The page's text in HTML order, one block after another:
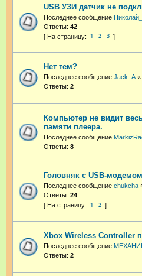
USB УЗИ датчик не
Последнее сообщение
Ответы: 42
1 2 3
Нет тем?
Последнее сообщение Jack_A «
Ответы: 2
Компьютер не видит
памяти плеера.
Последнее сообщение
Ответы: 8
Головняк с USB-модемом
Последнее сообщение chukcha
Ответы: 24
1 2
Xbox Wireless Controller
Последнее сообщение
Ответы: 2